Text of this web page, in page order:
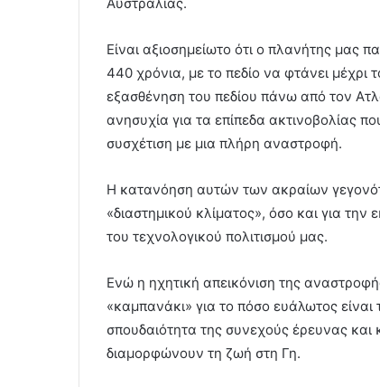
Αυστραλίας.
Είναι αξιοσημείωτο ότι ο πλανήτης μας
440 χρόνια, με το πεδίο να φτάνει μέχρι
εξασθένηση του πεδίου πάνω από τον
ανησυχία για τα επίπεδα ακτινοβολίας
συσχέτιση με μια πλήρη αναστροφή.
Η κατανόηση αυτών των ακραίων
«διαστημικού κλίματος», όσο και για
του τεχνολογικού πολιτισμού μας.
Ενώ η ηχητική απεικόνιση της
«καμπανάκι» για το πόσο ευάλωτος
σπουδαιότητα της συνεχούς έρευνας
διαμορφώνουν τη ζωή στη Γη.